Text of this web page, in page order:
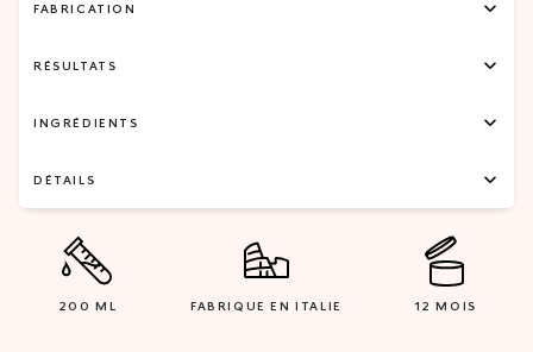
FABRICATION
RÉSULTATS
INGRÉDIENTS
DÉTAILS
200 ML FABRIQUE EN ITALIE 12 MOIS